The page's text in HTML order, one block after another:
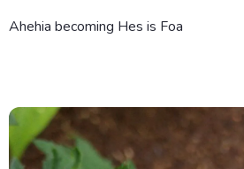
Ahehia becoming Hes is Foa